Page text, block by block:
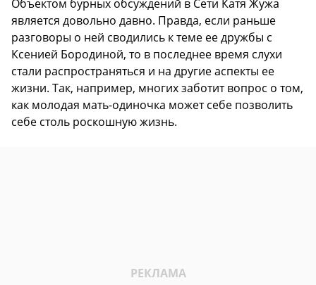
Объектом бурных обсуждений в Сети Катя Жужа
является довольно давно. Правда, если раньше
разговоры о ней сводились к теме ее дружбы с
Ксенией Бородиной, то в последнее время слухи
стали распространяться и на другие аспекты ее
жизни. Так, например, многих заботит вопрос о том,
как молодая мать-одиночка может себе позволить
себе столь роскошную жизнь.